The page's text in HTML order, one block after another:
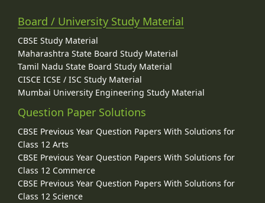
Board / University Study Material
CBSE Study Material
Maharashtra State Board Study Material
Tamil Nadu State Board Study Material
CISCE ICSE / ISC Study Material
Mumbai University Engineering Study Material
Question Paper Solutions
CBSE Previous Year Question Papers With Solutions for
Class 12 Arts
CBSE Previous Year Question Papers With Solutions for
Class 12 Commerce
CBSE Previous Year Question Papers With Solutions for
Class 12 Science